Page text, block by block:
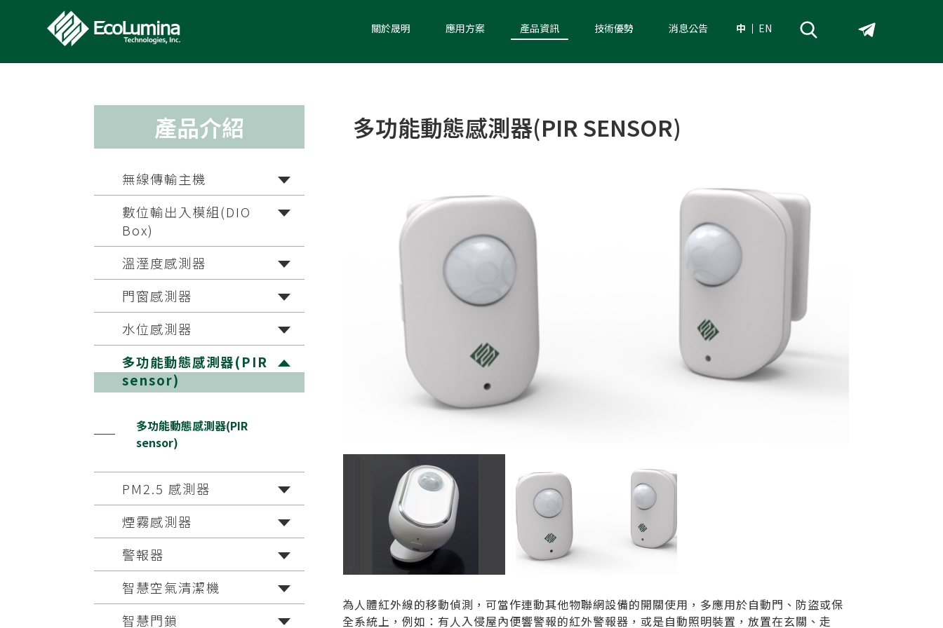
關於晟明 應用方案 產品資訊 技術優勢 消息公告 中 EN
產品介紹
無線傳輸主機
數位輸出入模組(DIO
Box)
溫溼度感測器
門窗感測器
水位感測器
多功能動態感測器(PIR
sensor)
多功能動態感測器(PIR
sensor)
PM2.5 感測器
煙霧感測器
警報器
智慧空氣清潔機
智慧門鎖
多功能動態感測器(PIR SENSOR)
為人體紅外線的移動偵測，可當作連動其他物聯網設備的開關使用，多應用於自動門、防盜或保
全系統上，例如：有人入侵屋內便響警報的紅外警報器，或是自動照明裝置，放置在玄關、走